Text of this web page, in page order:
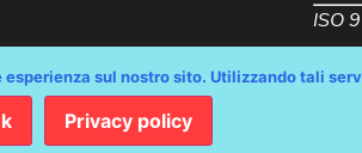
ISO
Media Technologies Srl /
sul nostro sito. Utilizzando tali
Privacy policy